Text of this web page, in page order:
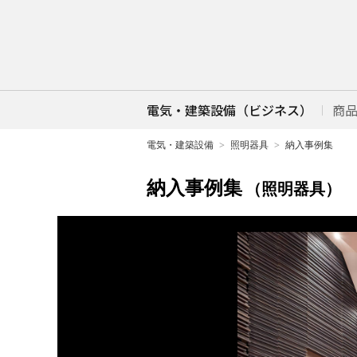
電気・建築設備（ビジネス） 商
電気・建築設備 照明器具 納入事例集
納入事例集 （照明器具）